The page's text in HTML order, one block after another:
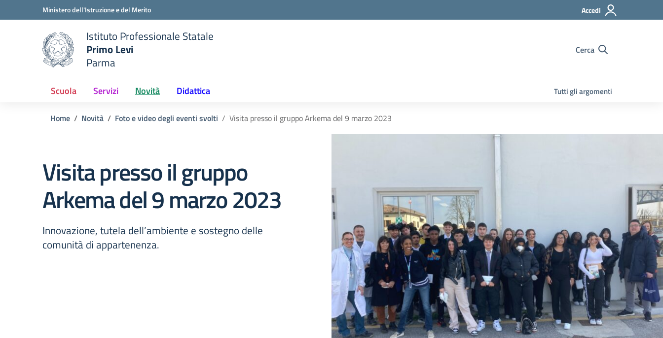
Vai ai contenuti
Vai al menu di navigazioneMinistero dell'Istruzione e del Merito Accedi
scuola
Istituto Professionale Statale
Primo Levi
Parma
Cerca
Scuola Servizi Novità Didattica Tutti gli argomenti
Home Novità Foto e video degli eventi svolti Visita presso il gruppo Arkema del 9 marzo 2023
Visita presso il gruppo
Arkema del 9 marzo 2023
Innovazione, tutela dell’ambiente e sostegno delle
comunità di appartenenza.